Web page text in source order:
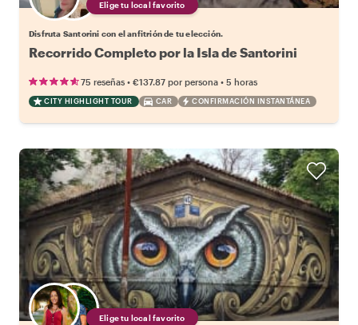
Elige tu local favorito
Disfruta Santorini con el anfitrión de tu elección.
Recorrido Completo por la Isla de Santorini
75 reseñas • €137.87 por persona • 5 horas
CITY HIGHLIGHT TOUR CAR CONFIRMACIÓN INSTANTÁNEA
Elige tu local favorito